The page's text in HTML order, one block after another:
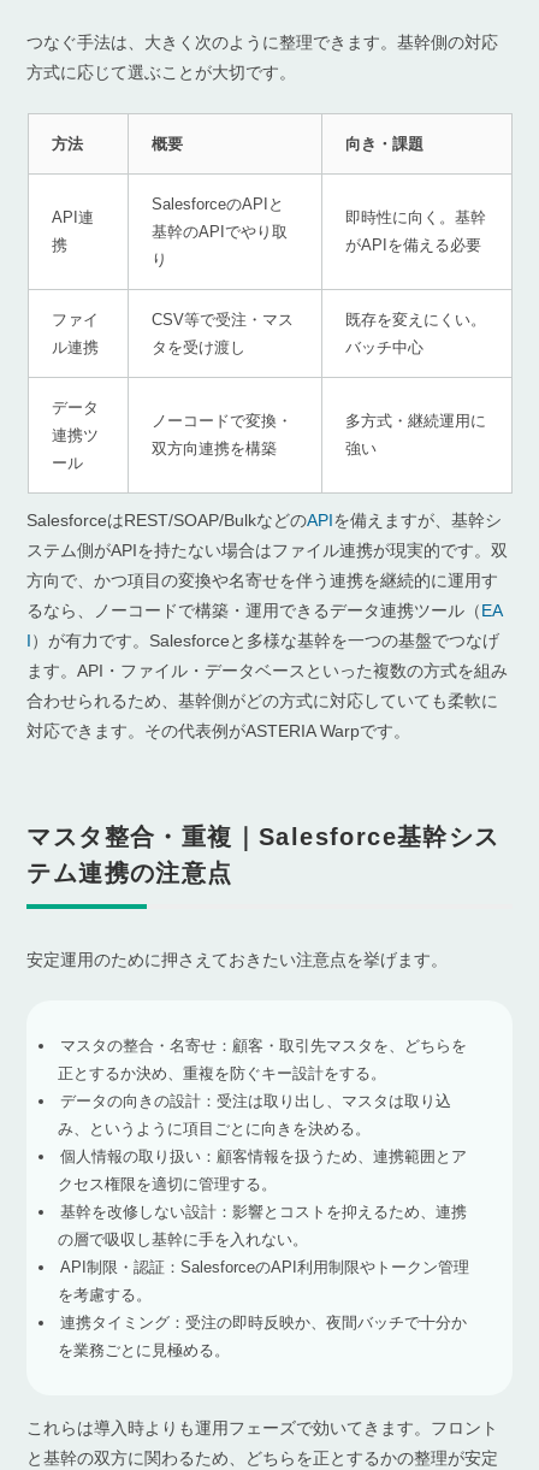
つなぐ手法は、大きく次のように整理できます。基幹側の対応
方式に応じて選ぶことが大切です。
方法 概要 向き・課題
API連
携
SalesforceのAPIと
基幹のAPIでやり取
り
即時性に向く。基幹
がAPIを備える必要
ファイ
ル連携
CSV等で受注・マス
タを受け渡し
既存を変えにくい。
バッチ中心
データ
連携ツ
ール
ノーコードで変換・
双方向連携を構築
多方式・継続運用に
強い
SalesforceはREST/SOAP/BulkなどのAPIを備えますが、基幹シ
ステム側がAPIを持たない場合はファイル連携が現実的です。双
方向で、かつ項目の変換や名寄せを伴う連携を継続的に運用す
るなら、ノーコードで構築・運用できるデータ連携ツール（EA
I）が有力です。Salesforceと多様な基幹を一つの基盤でつなげ
ます。API・ファイル・データベースといった複数の方式を組み
合わせられるため、基幹側がどの方式に対応していても柔軟に
対応できます。その代表例がASTERIA Warpです。
マスタ整合・重複｜Salesforce基幹シス
テム連携の注意点
安定運用のために押さえておきたい注意点を挙げます。
マスタの整合・名寄せ：顧客・取引先マスタを、どちらを
正とするか決め、重複を防ぐキー設計をする。
データの向きの設計：受注は取り出し、マスタは取り込
み、というように項目ごとに向きを決める。
個人情報の取り扱い：顧客情報を扱うため、連携範囲とア
クセス権限を適切に管理する。
基幹を改修しない設計：影響とコストを抑えるため、連携
の層で吸収し基幹に手を入れない。
API制限・認証：SalesforceのAPI利用制限やトークン管理
を考慮する。
連携タイミング：受注の即時反映か、夜間バッチで十分か
を業務ごとに見極める。
これらは導入時よりも運用フェーズで効いてきます。フロント
と基幹の双方に関わるため、どちらを正とするかの整理が安定